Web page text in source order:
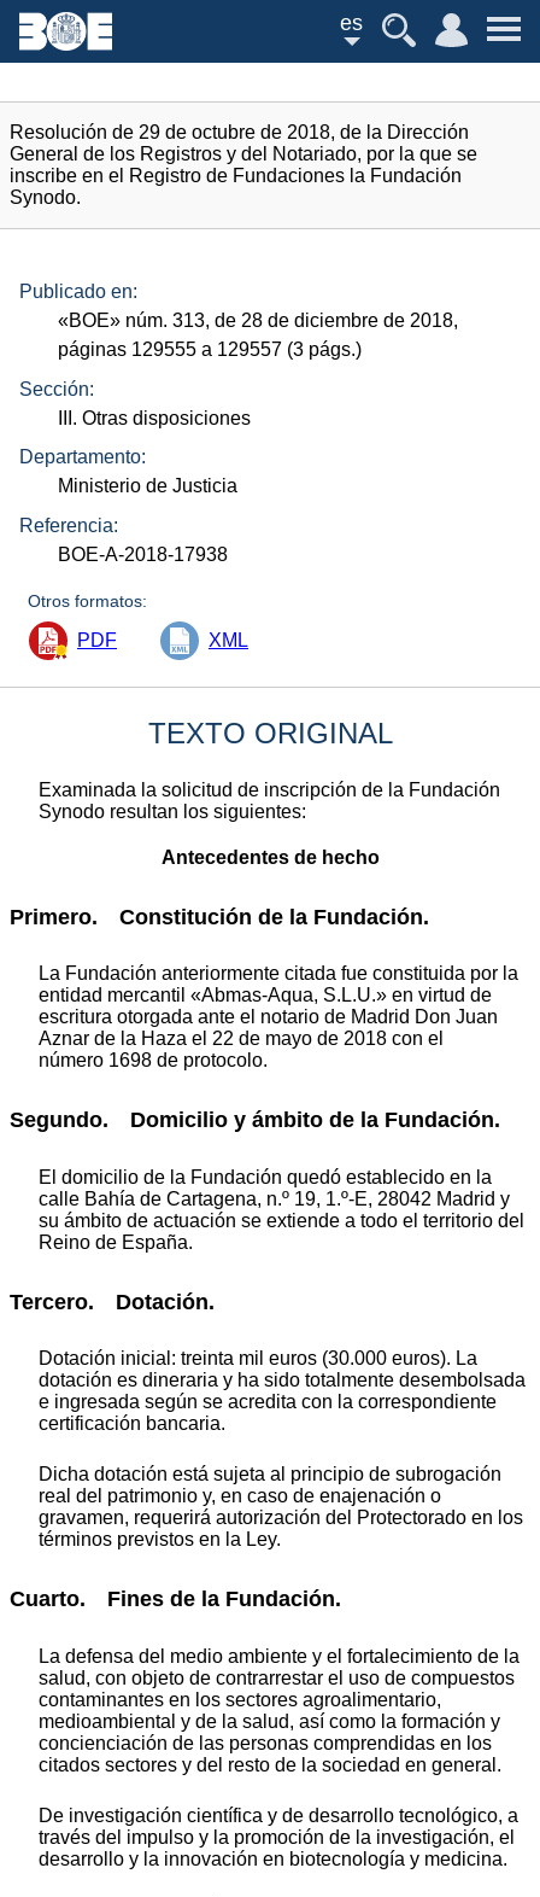
es
Resolución de 29 de octubre de 2018, de la Dirección
General de los Registros y del Notariado, por la que se
inscribe en el Registro de Fundaciones la Fundación
Synodo.
Publicado en:
«BOE» núm. 313, de 28 de diciembre de 2018,
páginas 129555 a 129557 (3 págs.)
Sección:
III. Otras disposiciones
Departamento:
Ministerio de Justicia
Referencia:
BOE-A-2018-17938
Otros formatos:
PDF XML
TEXTO ORIGINAL
Examinada la solicitud de inscripción de la Fundación
Synodo resultan los siguientes:
Antecedentes de hecho
Primero. Constitución de la Fundación.
La Fundación anteriormente citada fue constituida por la
entidad mercantil «Abmas-Aqua, S.L.U.» en virtud de
escritura otorgada ante el notario de Madrid Don Juan
Aznar de la Haza el 22 de mayo de 2018 con el
número 1698 de protocolo.
Segundo. Domicilio y ámbito de la Fundación.
El domicilio de la Fundación quedó establecido en la
calle Bahía de Cartagena, n.º 19, 1.º-E, 28042 Madrid y
su ámbito de actuación se extiende a todo el territorio del
Reino de España.
Tercero. Dotación.
Dotación inicial: treinta mil euros (30.000 euros). La
dotación es dineraria y ha sido totalmente desembolsada
e ingresada según se acredita con la correspondiente
certificación bancaria.
Dicha dotación está sujeta al principio de subrogación
real del patrimonio y, en caso de enajenación o
gravamen, requerirá autorización del Protectorado en los
términos previstos en la Ley.
Cuarto. Fines de la Fundación.
La defensa del medio ambiente y el fortalecimiento de la
salud, con objeto de contrarrestar el uso de compuestos
contaminantes en los sectores agroalimentario,
medioambiental y de la salud, así como la formación y
concienciación de las personas comprendidas en los
citados sectores y del resto de la sociedad en general.
De investigación científica y de desarrollo tecnológico, a
través del impulso y la promoción de la investigación, el
desarrollo y la innovación en biotecnología y medicina.